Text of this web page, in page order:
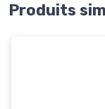
Produits